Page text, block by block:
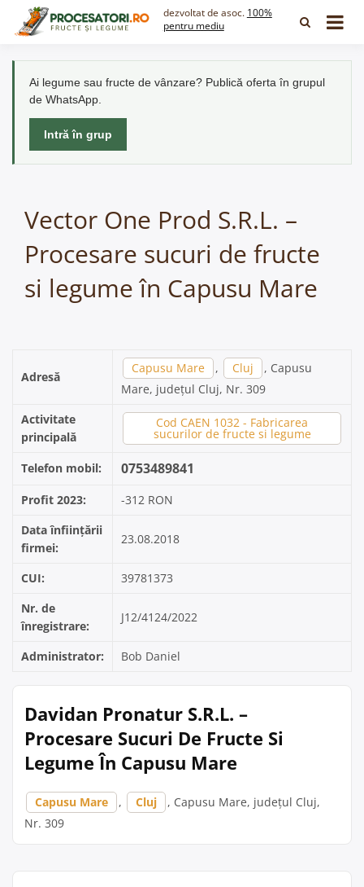
dezvoltat de asoc. 100%
pentru mediu
Ai legume sau fructe de vânzare? Publică oferta în grupul
de WhatsApp.
Intră în grup
Vector One Prod S.R.L. –
Procesare sucuri de fructe
si legume în Capusu Mare
Adresă
Capusu Mare , Cluj
, Capusu
Mare, județul Cluj, Nr. 309
Activitate
principală
Cod CAEN 1032 - Fabricarea
sucurilor de fructe si legume
Telefon mobil: 0753489841
Profit 2023:
-312 RON
Data înființării
firmei:
23.08.2018
CUI:
39781373
Nr. de
înregistrare:
J12/4124/2022
Administrator: Bob Daniel
Davidan Pronatur S.R.L. –
Procesare Sucuri De Fructe Si
Legume În Capusu Mare
Capusu Mare , Cluj
, Capusu Mare, județul Cluj,
Nr. 309